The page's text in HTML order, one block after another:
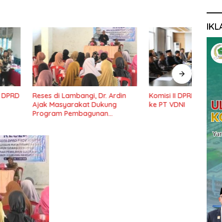
Dr. Ardin
Dukung
Komisi II DPRD Konawe Kunker
ke PT VDNI